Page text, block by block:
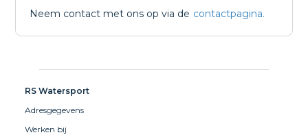
Neem contact met ons op via de contactpagina.
RS Watersport
Adresgegevens
Werken bij